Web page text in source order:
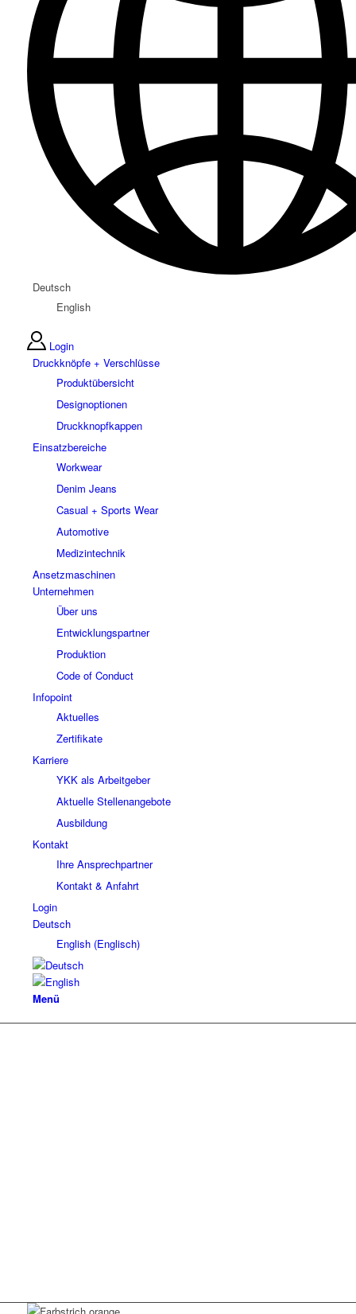
Deutsch
English
Login
Druckknöpfe + Verschlüsse
Produktübersicht
Designoptionen
Druckknopfkappen
Einsatzbereiche
Workwear
Denim Jeans
Casual + Sports Wear
Automotive
Medizintechnik
Ansetzmaschinen
Unternehmen
Über uns
Entwicklungspartner
Produktion
Code of Conduct
Infopoint
Aktuelles
Zertifikate
Karriere
YKK als Arbeitgeber
Aktuelle Stellenangebote
Ausbildung
Kontakt
Ihre Ansprechpartner
Kontakt & Anfahrt
Login
Deutsch
English(Englisch)
Menü